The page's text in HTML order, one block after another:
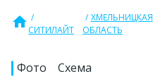
homeСИТИЛАЙТ
ХМЕЛЬНИЦКАЯ
ОБЛАСТЬ
Фото Схема